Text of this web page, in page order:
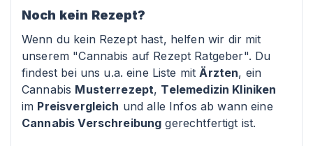
Noch kein Rezept?
Wenn du kein Rezept hast, helfen wir dir mit
unserem "Cannabis auf Rezept Ratgeber". Du
findest bei uns u.a. eine Liste mitÄrzten, ein
Cannabis Musterrezept, Telemedizin Kliniken
im Preisvergleich und alle Infos ab wann eine
Cannabis Verschreibung gerechtfertigt ist.